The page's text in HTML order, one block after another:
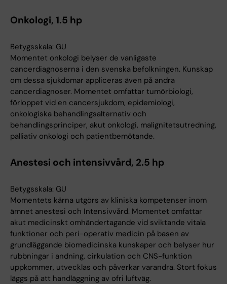
Onkologi, 1.5 hp
Betygsskala: GU
Momentet onkologi belyser de vanligaste
cancerdiagnoserna i den svenska befolkningen. Kunskap
om dessa sjukdomar appliceras även på andra
cancerdiagnoser. Momentet omfattar tumörbiologi,
förloppet vid en cancersjukdom, epidemiologi,
onkologiska behandlingsalternativ och
behandlingsprinciper, akut onkologi, malignitetsutredning,
palliativ onkologi och patientbemötande.
Anestesi och intensivvård, 2.5 hp
Betygsskala: GU
Momentets kärna utgörs av kliniska kompetenser inom
ämnet anestesi och Intensivvård. Momentet omfattar
akut medicinskt omhändertagande vid sviktande vitala
funktioner och peri-operativ medicin på basen av
grundläggande biomedicinska kunskaper och belyser hur
rubbningar i andning, cirkulation och CNS-funktion
uppkommer, utvecklas och påverkar varandra. Stort fokus
läggs på att handläggning av ofri luftväg.